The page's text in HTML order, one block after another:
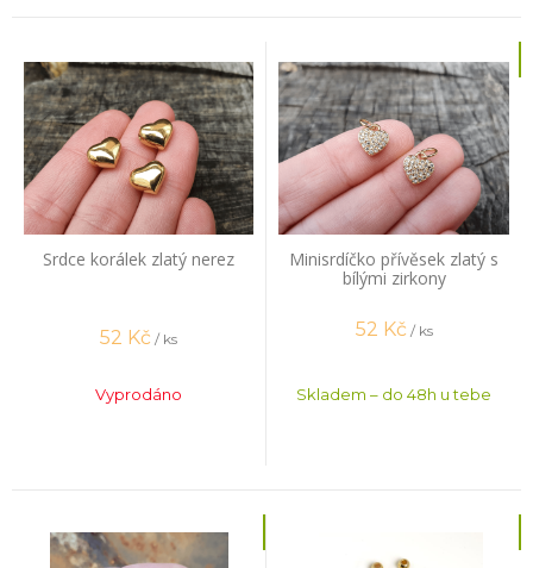
Srdce korálek zlatý nerez
52 Kč / ks
Vyprodáno
Minisrdíčko přívěsek zlatý s
bílými zirkony
52 Kč / ks
Skladem – do 48h u tebe